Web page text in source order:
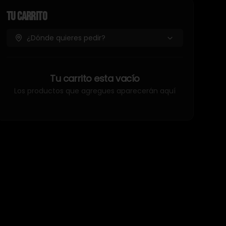
Tu Carrito
¿Dónde quieres pedir?
Tu carrito esta vacío
Los productos que agregues aparecerán aquí